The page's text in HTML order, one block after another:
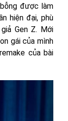
được làm
hiện đại, phù
Gen Z. Mới
gái của mình
của bài